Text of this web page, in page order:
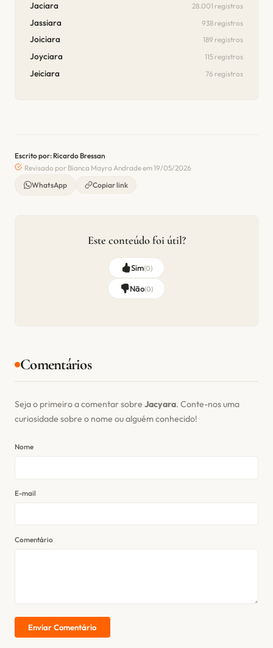
Jaciara 28.001 registros
Jassiara 938 registros
Joiciara 189 registros
Joyciara 115 registros
Jeiciara 76 registros
Escrito por: Ricardo Bressan
Revisado por Bianca Mayra Andrade em 19/05/2026
WhatsApp
Copiar link
Este conteúdo foi útil?
Sim(0)
Não(0)
Comentários
Seja o primeiro a comentar sobre Jacyara. Conte-nos uma
curiosidade sobre o nome ou alguém conhecido!
Nome
E-mail
Comentário
Enviar Comentário